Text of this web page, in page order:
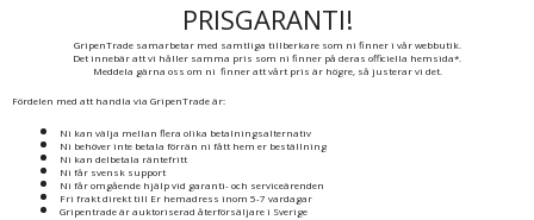
PRISGARANTI!
GripenTrade samarbetar med samtliga tillberkare som ni finner i vår webbutik.
Det innebär att vi håller samma pris som ni finner på deras officiella hemsida*.
Meddela gärna oss om ni finner att vårt pris är högre, så justerar vi det.
Fördelen med att handla via GripenTrade är:
Ni kan välja mellan flera olika betalningsalternativ
Ni behöver inte betala förrän ni fått hem er beställning
Ni kan delbetala räntefritt
Ni får svensk support
Ni får omgående hjälp vid garanti- och serviceärenden
Fri frakt direkt till Er hemadress inom 5-7 vardagar
Gripentrade är auktoriserad återförsäljare i Sverige